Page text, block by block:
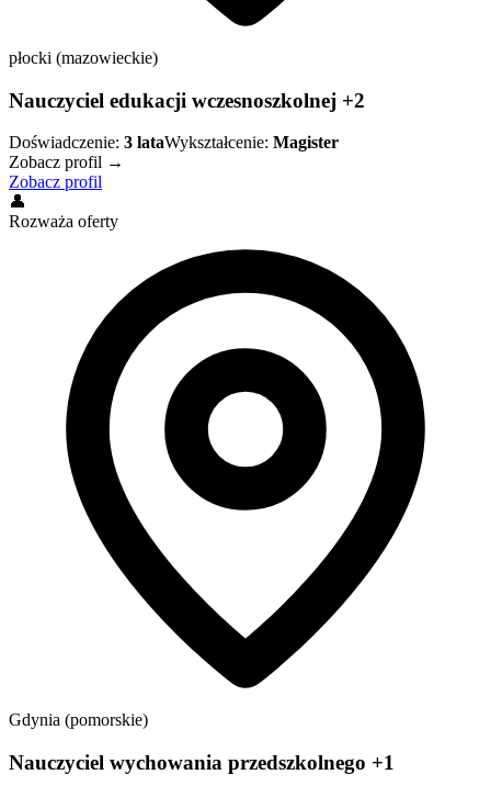
płocki (mazowieckie)
Nauczyciel edukacji wczesnoszkolnej +2
Doświadczenie: 3 lataWykształcenie: Magister
Zobacz profil →
Zobacz profil
👤
Rozważa oferty
Gdynia (pomorskie)
Nauczyciel wychowania przedszkolnego +1